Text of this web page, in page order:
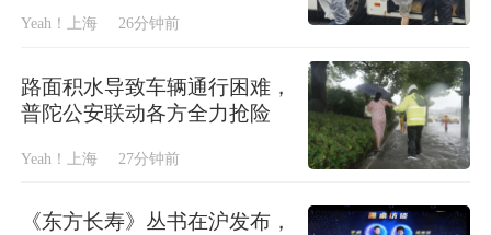
Yeah！上海 26分钟前
路面积水导致车辆通行困难，
普陀公安联动各方全力抢险
Yeah！上海 27分钟前
《东方长寿》丛书在沪发布，